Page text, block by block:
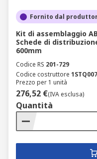
Fornito dal
Kit di assemblaggio
Schede di
600mm
Codice RS 201-729
Codice costruttore
Prezzo per 1 unità
276,52 €(IVA esclusa)
Quantità